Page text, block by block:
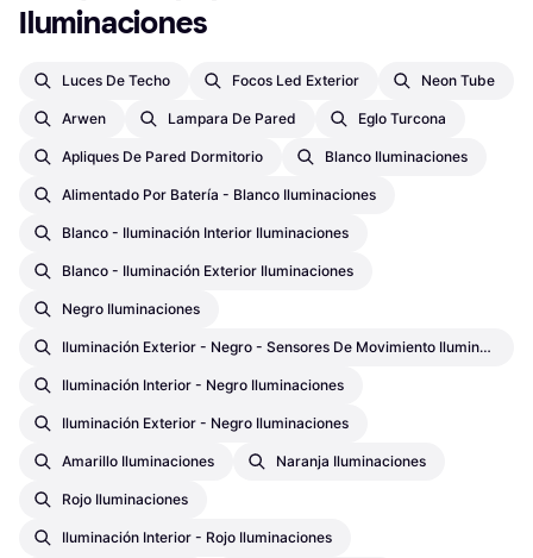
Iluminaciones
Luces De Techo Focos Led Exterior Neon Tube
Arwen Lampara De Pared Eglo Turcona
Apliques De Pared Dormitorio Blanco Iluminaciones
Alimentado Por Batería - Blanco Iluminaciones
Blanco - Iluminación Interior Iluminaciones
Blanco - Iluminación Exterior Iluminaciones
Negro Iluminaciones
Iluminación Exterior - Negro - Sensores De Movimiento Iluminaciones
Iluminación Interior - Negro Iluminaciones
Iluminación Exterior - Negro Iluminaciones
Amarillo Iluminaciones Naranja Iluminaciones
Rojo Iluminaciones
Iluminación Interior - Rojo Iluminaciones